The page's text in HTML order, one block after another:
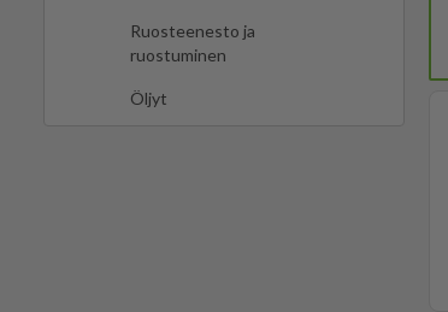
Ruosteenesto ja
ruostuminen
Öljyt